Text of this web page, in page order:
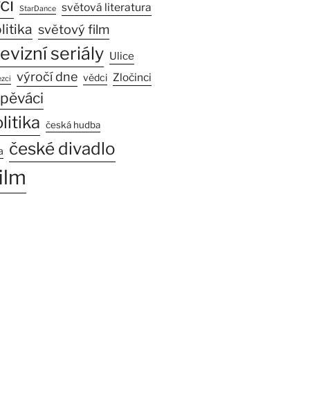
StarDance světová literatura
světový film
seriály Ulice
výročí dne vědci Zločinci
česká hudba
české divadlo